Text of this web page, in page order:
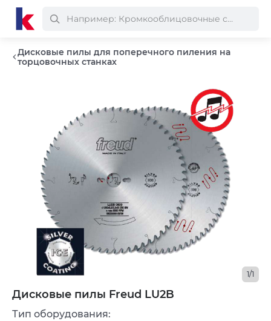
Дисковые пилы для поперечного пиления на
торцовочных станках
Дисковые пилы Freud LU2B
1/1
Тип оборудования: